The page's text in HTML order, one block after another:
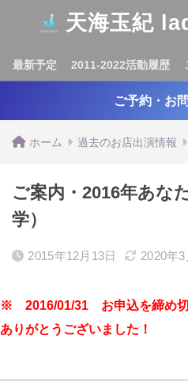
天海玉紀
最新予定 2011-2022活動履歴
ご予約・お
ホーム 過去のお店出演情報
ご案内・2016年あな
学）
2015年12月13日 2020年3
※ 2016/01/31 お申込を締め切
ありがとうございました！